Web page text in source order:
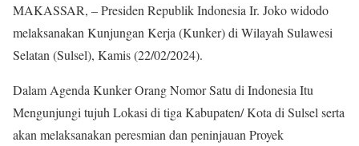
MAKASSAR, – Presiden Republik Indonesia Ir. Joko widodo
melaksanakan Kunjungan Kerja (Kunker) di Wilayah Sulawesi
Selatan (Sulsel), Kamis (22/02/2024).
Dalam Agenda Kunker Orang Nomor Satu di Indonesia Itu
Mengunjungi tujuh Lokasi di tiga Kabupaten/ Kota di Sulsel serta
akan melaksanakan peresmian dan peninjauan Proyek